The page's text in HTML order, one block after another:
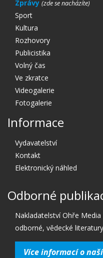
Zprávy
Sport
Kultura
Rozhovory
Publicistika
Volný čas
Ve zkratce
Videogalerie
Fotogalerie
Informace
Vydavatelství
Kontakt
Elektronický náhled
Odborné
Nakladatelství Ohře
odborné, vědecké
Více informací o